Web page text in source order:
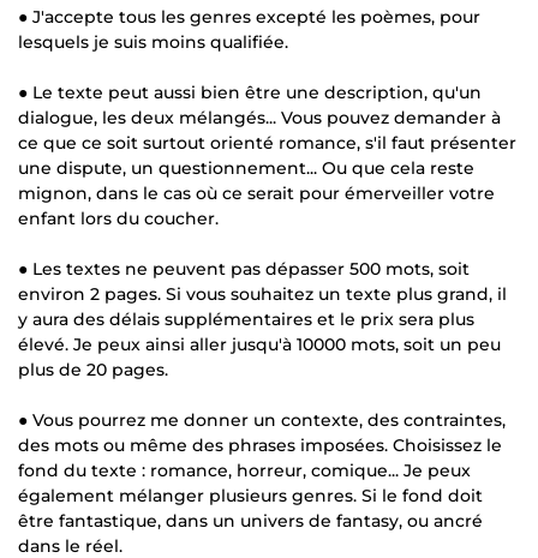
● J'accepte tous les genres excepté les poèmes, pour
lesquels je suis moins qualifiée.
● Le texte peut aussi bien être une description, qu'un
dialogue, les deux mélangés... Vous pouvez demander à
ce que ce soit surtout orienté romance, s'il faut présenter
une dispute, un questionnement... Ou que cela reste
mignon, dans le cas où ce serait pour émerveiller votre
enfant lors du coucher.
● Les textes ne peuvent pas dépasser 500 mots, soit
environ 2 pages. Si vous souhaitez un texte plus grand, il
y aura des délais supplémentaires et le prix sera plus
élevé. Je peux ainsi aller jusqu'à 10000 mots, soit un peu
plus de 20 pages.
● Vous pourrez me donner un contexte, des contraintes,
des mots ou même des phrases imposées. Choisissez le
fond du texte : romance, horreur, comique... Je peux
également mélanger plusieurs genres. Si le fond doit
être fantastique, dans un univers de fantasy, ou ancré
dans le réel.